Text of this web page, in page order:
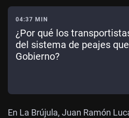
04:37 MIN
¿Por qué los
del sistema de peajes
Gobierno?
En La Brújula, Juan Ramón